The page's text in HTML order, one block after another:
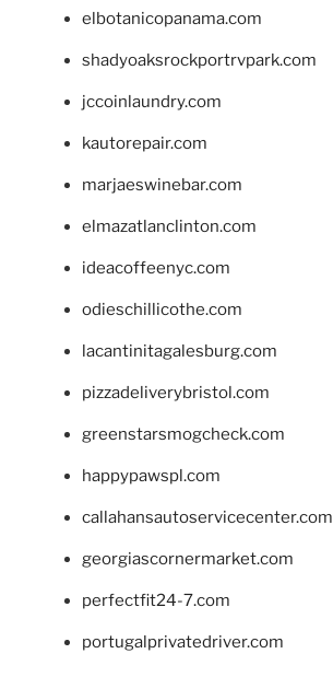
elbotanicopanama.com
shadyoaksrockportrvpark.com
jccoinlaundry.com
kautorepair.com
marjaeswinebar.com
elmazatlanclinton.com
ideacoffeenyc.com
odieschillicothe.com
lacantinitagalesburg.com
pizzadeliverybristol.com
greenstarsmogcheck.com
happypawspl.com
callahansautoservicecenter.com
georgiascornermarket.com
perfectfit24-7.com
portugalprivatedriver.com